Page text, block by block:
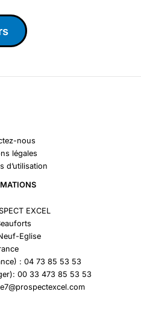
nous
légales
d’utilisation
EXCEL
Eglise
: 04 73 85 53 53
00 33 473 85 53 53